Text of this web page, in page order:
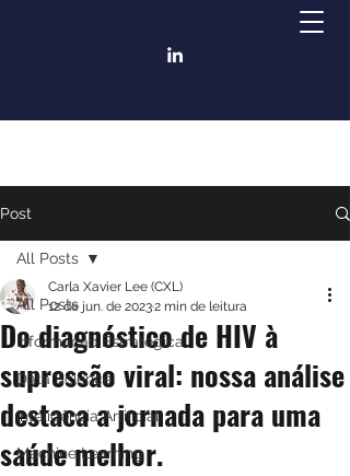
Post
All Posts
Informacao Estrategica
Data Science
Inteligência Artificial
Machine Learning
All Posts
Do diagnóstico de HIV à
supressão viral: nossa análise
destaca a jornada para uma
saúde melhor.
Carla Xavier Lee (CXL)
12 de jun. de 20232 min de leitura